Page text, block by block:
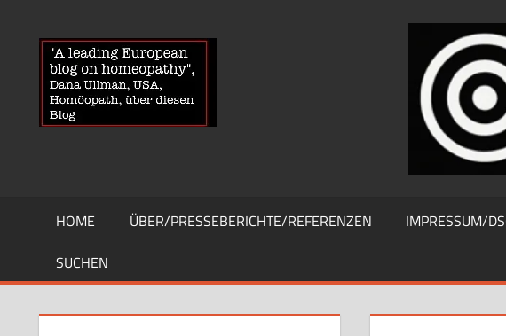
springen
News
über
Homöopathie
und
Globuli-
HOME ÜBER/PRESSEBERICHTE/REFERENZEN IMPRESSUM/
SUCHEN